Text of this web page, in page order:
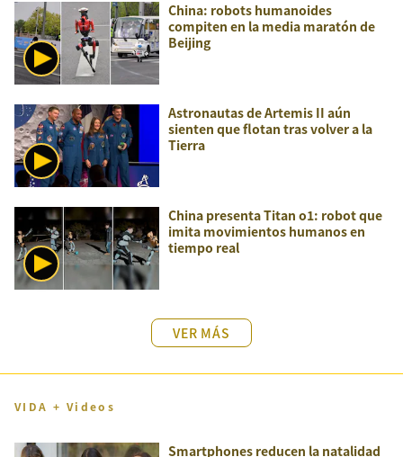
China: robots humanoides
compiten en la media maratón de
Beijing
Astronautas de Artemis II aún
sienten que flotan tras volver a la
Tierra
China presenta Titan o1: robot que
imita movimientos humanos en
tiempo real
VER MÁS
VIDA + Videos
Smartphones reducen la natalidad